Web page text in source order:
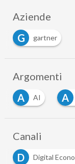
Aziende
G
gartner
Argomenti
A
AI A
Canali
D
Digital